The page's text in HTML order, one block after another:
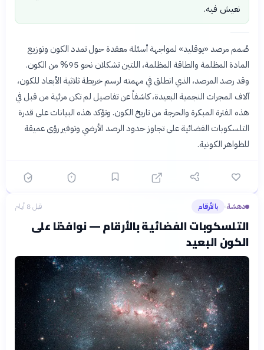
نعيش فيه.
صُمم مرصد «يوقليد» لمواجهة أسئلة معقدة حول تمدد الكون وتوزيع
المادة المظلمة والطاقة المظلمة، اللتين تشكلان نحو 95% من الكون.
وقد رصد المرصد، الذي انطلق في مهمته لرسم خريطة ثلاثية الأبعاد للكون،
آلاف المجرات النجمية البعيدة، كاشفاً عن تفاصيل لم تكن مرئية من قبل في
هذه الفترة المبكرة والحرجة من تاريخ الكون. وتؤكد هذه البيانات على قدرة
التلسكوبات الفضائية على تجاوز حدود الرصد الأرضي وتوفير رؤى عميقة
للظواهر الكونية.
دهشة› بالأرقام قبل 8 أيام
التلسكوبات الفضائية بالأرقام — نوافذنا على
الكون البعيد